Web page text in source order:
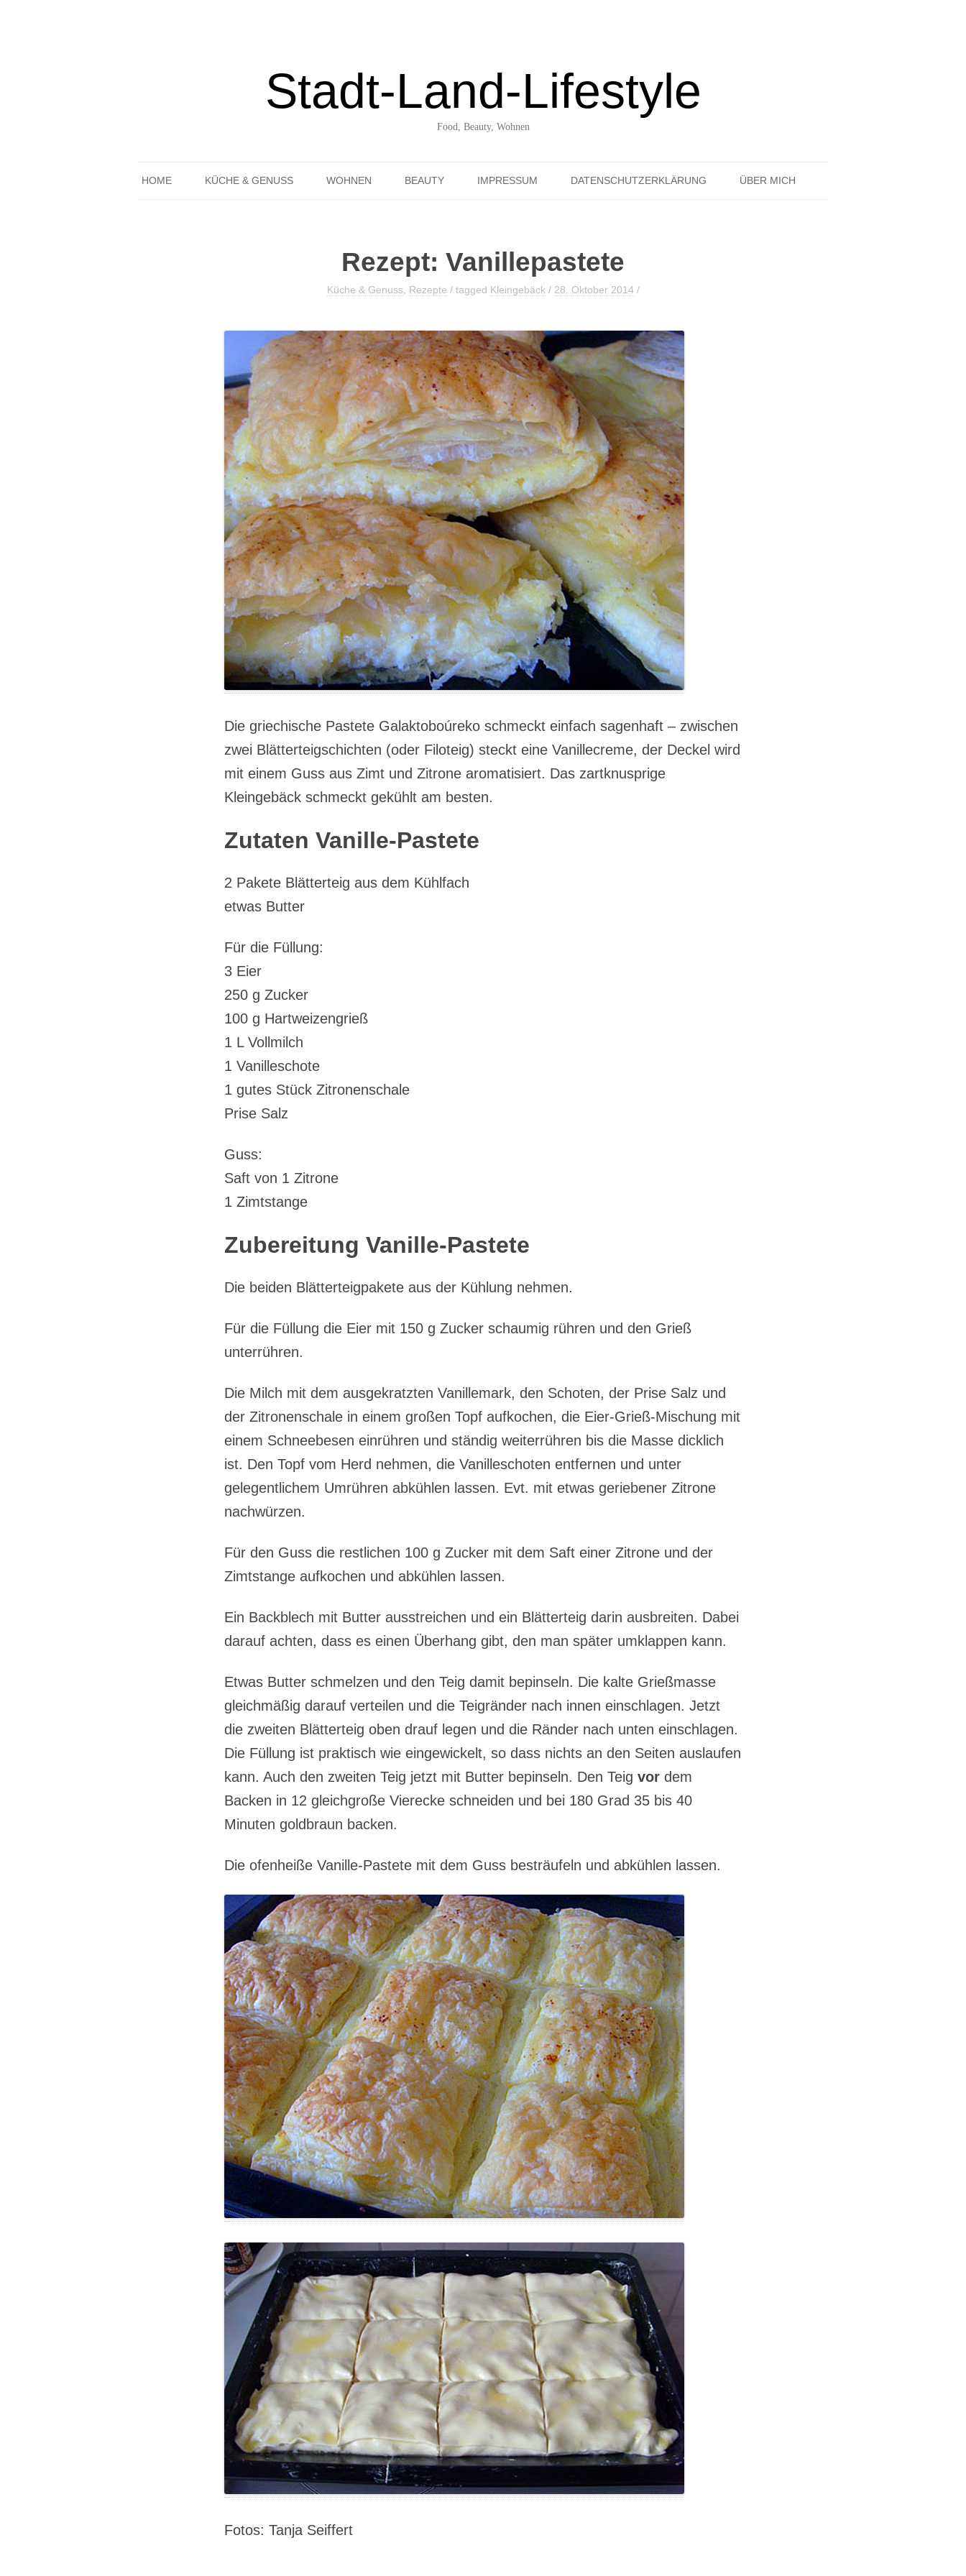
Stadt-Land-Lifestyle
Food, Beauty, Wohnen
HOME KÜCHE & GENUSS WOHNEN BEAUTY IMPRESSUM DATENSCHUTZERKLÄRUNG ÜBER MICH
Rezept: Vanillepastete
Küche & Genuss, Rezepte / tagged Kleingebäck/ 28. Oktober 2014/
Die griechische Pastete Galaktoboúreko schmeckt einfach sagenhaft – zwischen
zwei Blätterteigschichten (oder Filoteig) steckt eine Vanillecreme, der Deckel wird
mit einem Guss aus Zimt und Zitrone aromatisiert. Das zartknusprige
Kleingebäck schmeckt gekühlt am besten.
Zutaten Vanille-Pastete
2 Pakete Blätterteig aus dem Kühlfach
etwas Butter
Für die Füllung:
3 Eier
250 g Zucker
100 g Hartweizengrieß
1 L Vollmilch
1 Vanilleschote
1 gutes Stück Zitronenschale
Prise Salz
Guss:
Saft von 1 Zitrone
1 Zimtstange
Zubereitung Vanille-Pastete
Die beiden Blätterteigpakete aus der Kühlung nehmen.
Für die Füllung die Eier mit 150 g Zucker schaumig rühren und den Grieß
unterrühren.
Die Milch mit dem ausgekratzten Vanillemark, den Schoten, der Prise Salz und
der Zitronenschale in einem großen Topf aufkochen, die Eier-Grieß-Mischung mit
einem Schneebesen einrühren und ständig weiterrühren bis die Masse dicklich
ist. Den Topf vom Herd nehmen, die Vanilleschoten entfernen und unter
gelegentlichem Umrühren abkühlen lassen. Evt. mit etwas geriebener Zitrone
nachwürzen.
Für den Guss die restlichen 100 g Zucker mit dem Saft einer Zitrone und der
Zimtstange aufkochen und abkühlen lassen.
Ein Backblech mit Butter ausstreichen und ein Blätterteig darin ausbreiten. Dabei
darauf achten, dass es einen Überhang gibt, den man später umklappen kann.
Etwas Butter schmelzen und den Teig damit bepinseln. Die kalte Grießmasse
gleichmäßig darauf verteilen und die Teigränder nach innen einschlagen. Jetzt
die zweiten Blätterteig oben drauf legen und die Ränder nach unten einschlagen.
Die Füllung ist praktisch wie eingewickelt, so dass nichts an den Seiten auslaufen
kann. Auch den zweiten Teig jetzt mit Butter bepinseln. Den Teig vor dem
Backen in 12 gleichgroße Vierecke schneiden und bei 180 Grad 35 bis 40
Minuten goldbraun backen.
Die ofenheiße Vanille-Pastete mit dem Guss besträufeln und abkühlen lassen.
Fotos: Tanja Seiffert